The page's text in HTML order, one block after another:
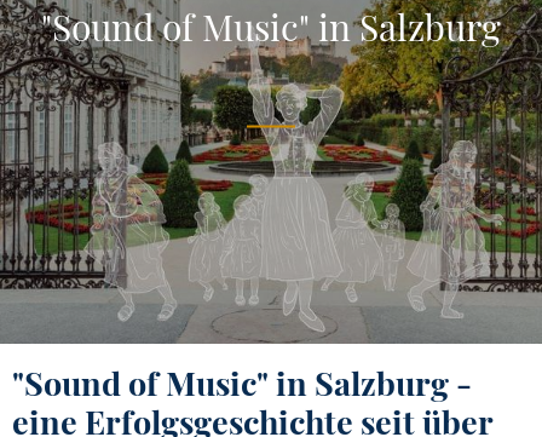
"Sound of Music" in Salzburg
"Sound of Music" in Salzburg -
eine Erfolgsgeschichte seit über